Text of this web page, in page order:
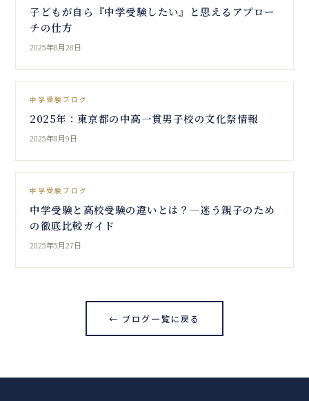
子どもが自ら『中学受験したい』と思えるアプロー
チの仕方
2025年8月28日
中学受験ブログ
2025年：東京都の中高一貫男子校の文化祭情報
2025年8月9日
中学受験ブログ
中学受験と高校受験の違いとは？―迷う親子のため
の徹底比較ガイド
2025年5月27日
← ブログ一覧に戻る